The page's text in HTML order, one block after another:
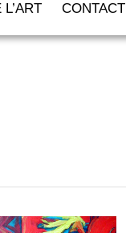
CONTACT